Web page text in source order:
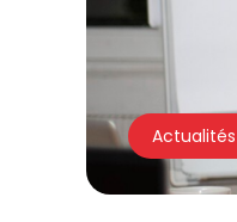
Actualités